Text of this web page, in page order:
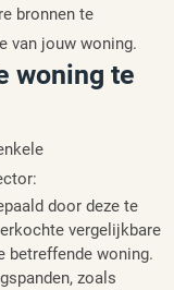
bronnen te
van jouw woning.
woning te
door deze te
vergelijkbare
betreffende woning.
zoals